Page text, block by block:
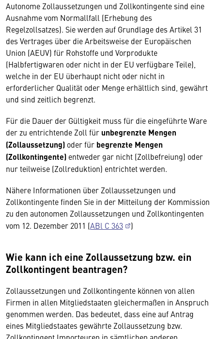
Autonome Zollaussetzungen und Zollkontingente sind eine
Ausnahme vom Normallfall (Erhebung des
Regelzollsatzes). Sie werden auf Grundlage des Artikel 31
des Vertrages über die Arbeitsweise der Europäischen
Union (AEUV) für Rohstoffe und Vorprodukte
(Halbfertigwaren oder nicht in der EU verfügbare Teile),
welche in der EU überhaupt nicht oder nicht in
erforderlicher Qualität oder Menge erhältlich sind, gewährt
und sind zeitlich begrenzt.
Für die Dauer der Gültigkeit muss für die eingeführte Ware
der zu entrichtende Zoll für unbegrenzte Mengen
(Zollaussetzung) oder für begrenzte Mengen
(Zollkontingente) entweder gar nicht (Zollbefreiung) oder
nur teilweise (Zollreduktion) entrichtet werden.
Nähere Informationen über Zollaussetzungen und
Zollkontingente finden Sie in der Mitteilung der Kommission
zu den autonomen Zollaussetzungen und Zollkontingenten
vom 12. Dezember 2011 (ABl C 363 )
Wie kann ich eine Zollaussetzung bzw. ein
Zollkontingent beantragen?
Zollaussetzungen und Zollkontingente können von allen
Firmen in allen Mitgliedstaaten gleichermaßen in Anspruch
genommen werden. Das bedeutet, dass eine auf Antrag
eines Mitgliedstaates gewährte Zollaussetzung bzw.